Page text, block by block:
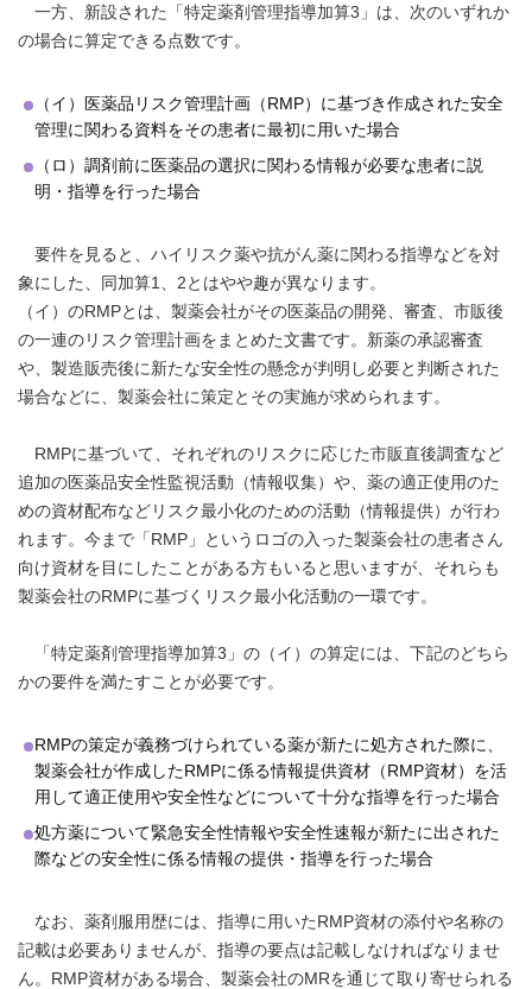
一方、新設された「特定薬剤管理指導加算3」は、次のいずれか
の場合に算定できる点数です。
（イ）医薬品リスク管理計画（RMP）に基づき作成された安全
管理に関わる資料をその患者に最初に用いた場合
（ロ）調剤前に医薬品の選択に関わる情報が必要な患者に説
明・指導を行った場合
要件を見ると、ハイリスク薬や抗がん薬に関わる指導などを対
象にした、同加算1、2とはやや趣が異なります。
（イ）のRMPとは、製薬会社がその医薬品の開発、審査、市販後
の一連のリスク管理計画をまとめた文書です。新薬の承認審査
や、製造販売後に新たな安全性の懸念が判明し必要と判断された
場合などに、製薬会社に策定とその実施が求められます。
RMPに基づいて、それぞれのリスクに応じた市販直後調査など
追加の医薬品安全性監視活動（情報収集）や、薬の適正使用のた
めの資材配布などリスク最小化のための活動（情報提供）が行わ
れます。今まで「RMP」というロゴの入った製薬会社の患者さん
向け資材を目にしたことがある方もいると思いますが、それらも
製薬会社のRMPに基づくリスク最小化活動の一環です。
「特定薬剤管理指導加算3」の（イ）の算定には、下記のどちら
かの要件を満たすことが必要です。
RMPの策定が義務づけられている薬が新たに処方された際に、
製薬会社が作成したRMPに係る情報提供資材（RMP資材）を活
用して適正使用や安全性などについて十分な指導を行った場合
処方薬について緊急安全性情報や安全性速報が新たに出された
際などの安全性に係る情報の提供・指導を行った場合
なお、薬剤服用歴には、指導に用いたRMP資材の添付や名称の
記載は必要ありませんが、指導の要点は記載しなければなりませ
ん。RMP資材がある場合、製薬会社のMRを通じて取り寄せられる